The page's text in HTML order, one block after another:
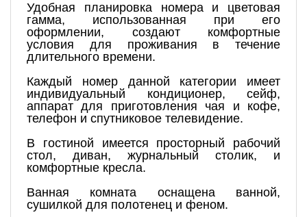
Удобная планировка номера и цветовая
гамма, использованная при его
оформлении, создают комфортные
условия для проживания в течение
длительного времени.
Каждый номер данной категории имеет
индивидуальный кондиционер, сейф,
аппарат для приготовления чая и кофе,
телефон и спутниковое телевидение.
В гостиной имеется просторный рабочий
стол, диван, журнальный столик, и
комфортные кресла.
Ванная комната оснащена ванной,
сушилкой для полотенец и феном.